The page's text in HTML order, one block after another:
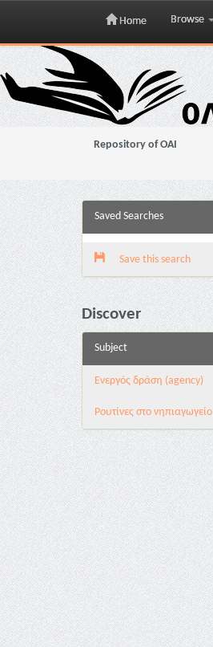
Skip
navigation
Home Browse
Repository of OAI
Saved Searches
Save this search
Discover
Subject
Eνεργός δράση (agency)
Pουτίνες στο νηπιαγωγείο